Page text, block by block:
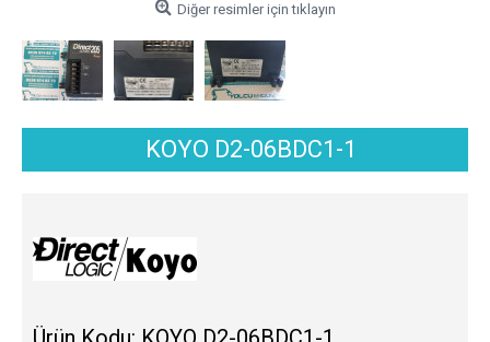
Diğer resimler için tıklayın
KOYO D2-06BDC1-1